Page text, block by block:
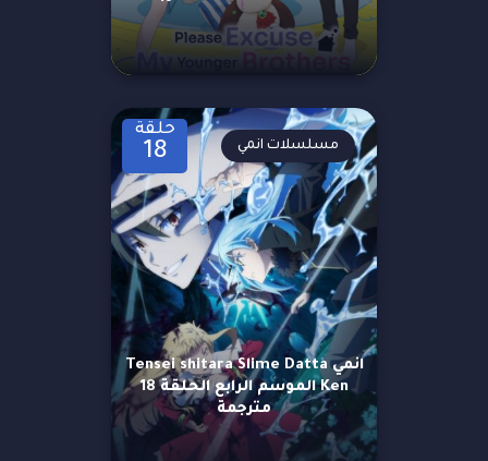
حلقة
18
انمي Tensei shitara Slime Datta
Ken الموسم الرابع الحلقة 18
مترجمة
مسلسلات انمي